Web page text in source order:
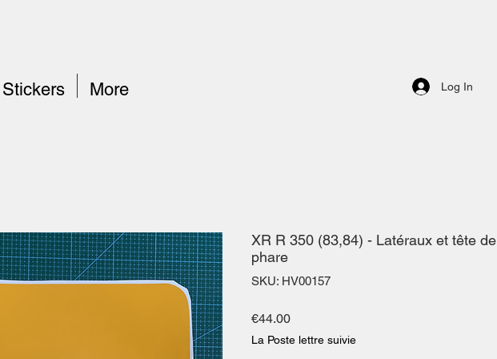
Log In
Stickers More
XR R 350 (83,84) - Latéraux et tête de
phare
SKU: HV00157
€44.00Price
La Poste lettre suivie